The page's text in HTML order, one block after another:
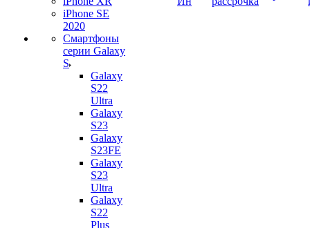
iPhone SE
2020
Смартфоны
серии Galaxy
S
Galaxy
S22
Ultra
Galaxy
S23
Galaxy
S23FE
Galaxy
S23
Ultra
Galaxy
S22
Plus